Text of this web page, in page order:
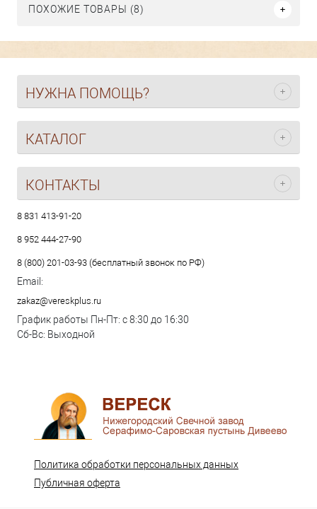
ПОХОЖИЕ ТОВАРЫ (8)
НУЖНА ПОМОЩЬ?
КАТАЛОГ
КОНТАКТЫ
8 831 413-91-20
8 952 444-27-90
8 (800) 201-03-93 (бесплатный звонок по РФ)
Email:
zakaz@vereskplus.ru
График работы Пн-Пт: с 8:30 до 16:30
Сб-Вс: Выходной
Политика обработки персональных данных
Публичная оферта